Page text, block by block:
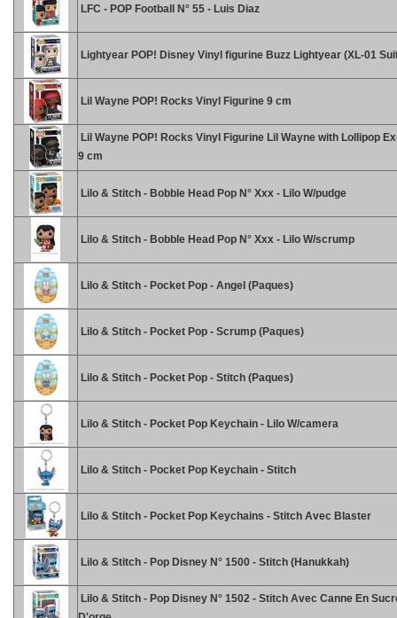
LFC - POP Football N° 55 - Luis Diaz
Lightyear POP! Disney Vinyl figurine Buzz Lightyear (XL-01
Lil Wayne POP! Rocks Vinyl Figurine 9 cm
Lil Wayne POP! Rocks Vinyl Figurine Lil Wayne with Lollipop
9 cm
Lilo & Stitch - Bobble Head Pop N° Xxx - Lilo W/pudge
Lilo & Stitch - Bobble Head Pop N° Xxx - Lilo W/scrump
Lilo & Stitch - Pocket Pop - Angel (Paques)
Lilo & Stitch - Pocket Pop - Scrump (Paques)
Lilo & Stitch - Pocket Pop - Stitch (Paques)
Lilo & Stitch - Pocket Pop Keychain - Lilo W/camera
Lilo & Stitch - Pocket Pop Keychain - Stitch
Lilo & Stitch - Pocket Pop Keychains - Stitch Avec Blaster
Lilo & Stitch - Pop Disney N° 1500 - Stitch (Hanukkah)
Lilo & Stitch - Pop Disney N° 1502 - Stitch Avec Canne En